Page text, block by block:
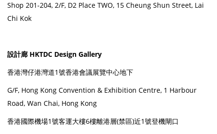
Shop 201-204, 2/F, D2 Place TWO, 15 Cheung Shun Street, Lai
Chi Kok
設計廊 HKTDC Design Gallery
香港灣仔港灣道1號香港會議展覽中心地下
G/F, Hong Kong Convention & Exhibition Centre, 1 Harbour
Road, Wan Chai, Hong Kong
香港國際機場1號客運大樓6樓離港層(禁區)近1號登機閘口